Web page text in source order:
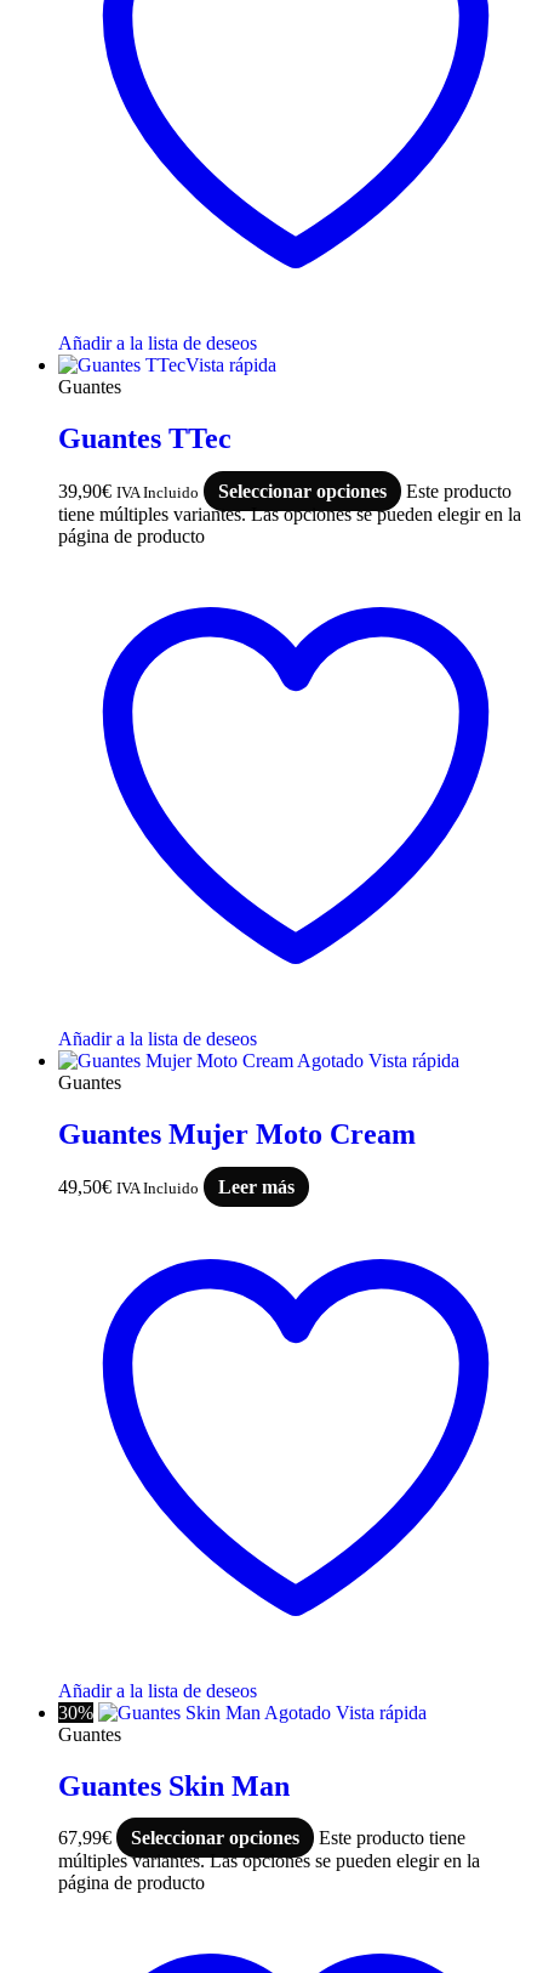
Añadir a la lista de deseos
Vista rápida
Guantes
Guantes TTec
39,90€ IVA Incluido Seleccionar opciones
Este producto
tiene múltiples variantes. Las opciones se pueden elegir en la
página de producto
Añadir a la lista de deseos
Agotado Vista rápida
Guantes
Guantes Mujer Moto Cream
49,50€ IVA Incluido Leer más
Añadir a la lista de deseos
30%
Agotado Vista rápida
Guantes
Guantes Skin Man
67,99€ Seleccionar opciones
Este producto tiene
múltiples variantes. Las opciones se pueden elegir en la
página de producto